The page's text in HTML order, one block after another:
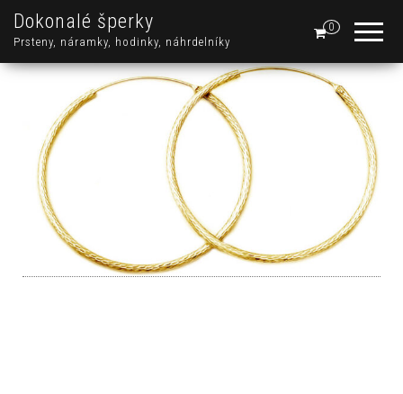
Dokonalé šperky
Prsteny, náramky, hodinky, náhrdelníky
0